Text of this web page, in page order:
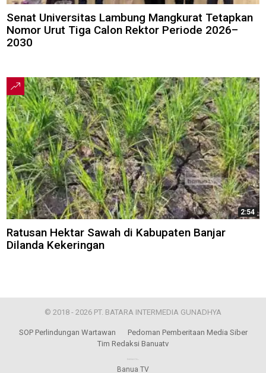
Senat Universitas Lambung Mangkurat Tetapkan
Nomor Urut Tiga Calon Rektor Periode 2026–
2030
2:54
Ratusan Hektar Sawah di Kabupaten Banjar
Dilanda Kekeringan
© 2018 - 2026 PT. BATARA INTERMEDIA GUNADHYA
SOP Perlindungan Wartawan
Pedoman Pemberitaan Media Siber
Tim Redaksi Banuatv
Banua TV